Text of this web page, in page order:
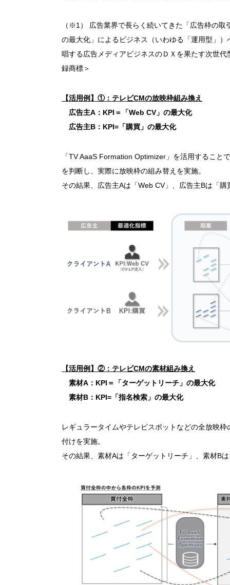
（※1） 広告業界で長らく続いてきた「広告枠の
の最大化」によるビジネス（いわゆる「運用型」
唱する広告メディアビジネスのＤＸを果たす次世
録商標＞
【活用例】①：テレビCMの放映枠組み換え
広告主A：KPI＝「Web CV」の最大化
広告主B：KPI=「購買」の最大化
「TV AaaS Formation Optimizer」を活用すること
を判断し、実際に放映枠の組み替えを実施。
その結果、広告主Aは「Web CV」、広告主Bは「
【活用例】②：テレビCMの素材組み換え
素材A：KPI＝
「ターゲットリーチ」 の最大化
素材B：KPI= 「指名検索」 の最大化
レギュラータイムやテレビスポットなどの全放映
付けを実施。
その結果、素材Aは「ターゲットリーチ」、素材B